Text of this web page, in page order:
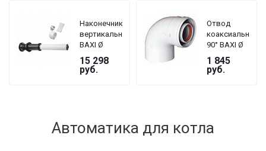
Наконечник
вертикальный
BAXI Ø
60/100 мм
для
коаксиальной
15 298
руб.
Отвод
коаксиальный
90° BAXI Ø
60/100 мм,
без муфты
1 845
руб.
Автоматика для котла